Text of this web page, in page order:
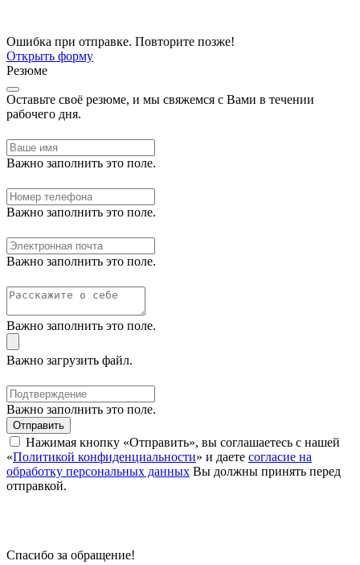
Ошибка при отправке. Повторите позже!
Открыть форму
Резюме
Оставьте своё резюме, и мы свяжемся с Вами в течении
рабочего дня.
Важно заполнить это поле.
Важно заполнить это поле.
Важно заполнить это поле.
Важно заполнить это поле.
Важно загрузить файл.
Важно заполнить это поле.
Отправить
Нажимая кнопку «Отправить», вы соглашаетесь с нашей
«Политикой конфиденциальности» и даете согласие на
обработку персональных данных Вы должны принять перед
отправкой.
Спасибо за обращение!